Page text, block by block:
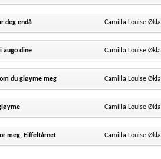
deg endå
augo dine
du gløyme meg
meg, Eiffeltårnet